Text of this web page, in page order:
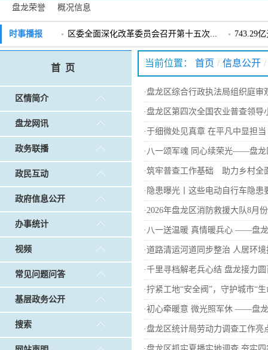
盘龙荣誉 概况信息
政府信息公开指南 | 政府信息公开制度 | 政策文件 法定主动公
常见问题问答
政务联播 做好“六稳”工作 落实“六保”任务 | 公共卫生知识普及
时事播报 区委全面深化改革委员会召开第十五次... 743.29
戴惠明调研辖区汽车企业 戴惠明
盘龙区委2026年度巡察工作会暨十三届...
戴惠明调研白沙河社区治理和东白沙河... 戴惠明
首 页
区情简介
盘龙网讯
政务联播
政民互动
政府信息公开
办事统计
视频
常见问题问答
基层政务公开
搜索
当前位置： 首页 / 信息公开 /
·盘龙区综合行政执法局组织庭
·盘龙区第四次全国农业普查领导
·于细微处见真章 在平凡中显担当
· 八一颂军魂 同心续荣光——盘龙
·筑牢普查工作基础 助力乡村全
· 隐患曝光丨这些电动自行车隐患
·2026年盘龙区消防救援大队8月
· 八一送温暖 真情暖兵心 ——盘龙
·道路清运河道同步整治 人居环
·千里寻档解老兵心结 盘龙接力
·拧紧工地“安全阀”，守护城市“
·初心牵暖意 微光照军休 ——盘龙
·盘龙区统计局劳动力调查工作亮